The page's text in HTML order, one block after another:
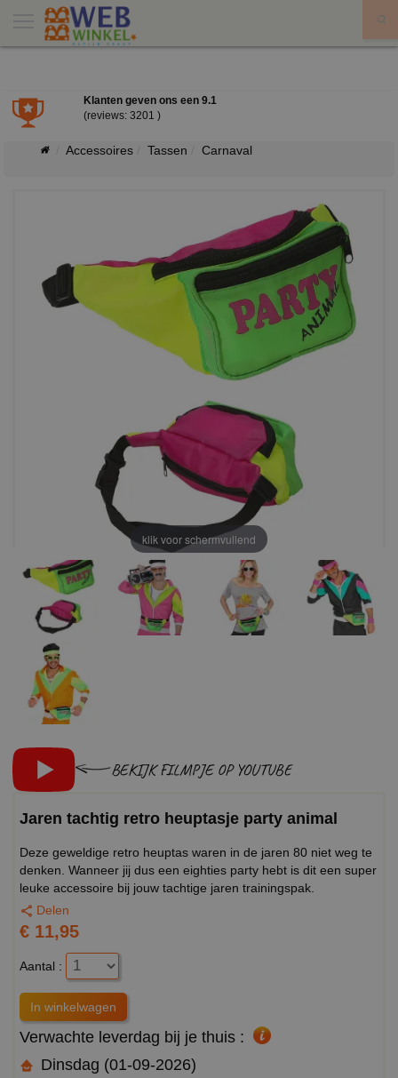
Klanten geven ons een 9.1
(reviews: 3201 )
Accessoires Tassen Carnaval
klik voor schermvullend
BEKIJK FILMPJE OP YOUTUBE
Jaren tachtig retro heuptasje party animal
Deze geweldige retro heuptas waren in de jaren 80 niet weg te
denken. Wanneer jij dus een eighties party hebt is dit een super
leuke accessoire bij jouw tachtige jaren trainingspak.
Delen
€ 11,95
Aantal :
Verwachte leverdag bij je thuis :
Dinsdag (01-09-2026)